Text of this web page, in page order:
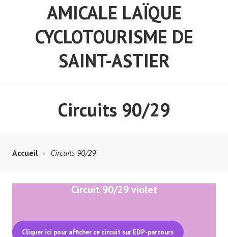
AMICALE LAÏQUE
CYCLOTOURISME DE
SAINT-ASTIER
Circuits 90/29
Accueil Circuits 90/29
Circuit 90/29 violet
Cliquer ici pour afficher ce circuit sur EDP-parcours